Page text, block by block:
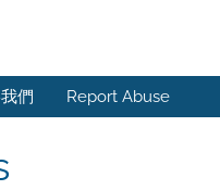
們 Report Abuse